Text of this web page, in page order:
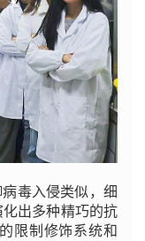
毒入侵类似，细
出多种精巧的抗
限制修饰系统和